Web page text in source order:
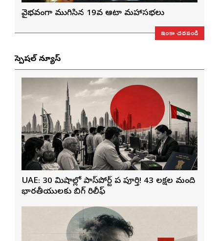
వైభవంగా ముగిసిన 19వ ఆటా మహాసభలు
ఇంకా చదవండి
స్పెషల్ న్యూస్
UAE: 30 నిమిషాల్లో పాస్‌పోర్ట్ పని పూర్తి! 43 లక్షల మంది
భారతీయులకు బిగ్ రిలీఫ్